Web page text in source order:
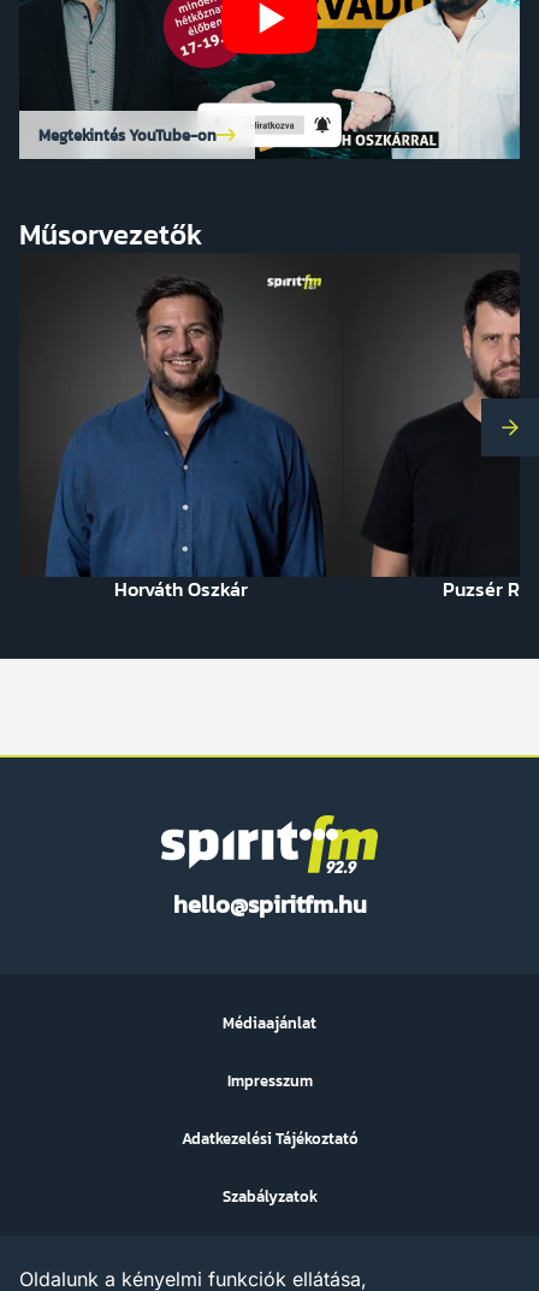
Megtekintés YouTube-on
Műsorvezetők
Horváth Oszkár Puzsér
hello@spiritfm.hu
FM
Médiaajánlat
Impresszum
Adatkezelési Tájékoztató
Szabályzatok
Oldalunk a kényelmi funkciók ellátása,